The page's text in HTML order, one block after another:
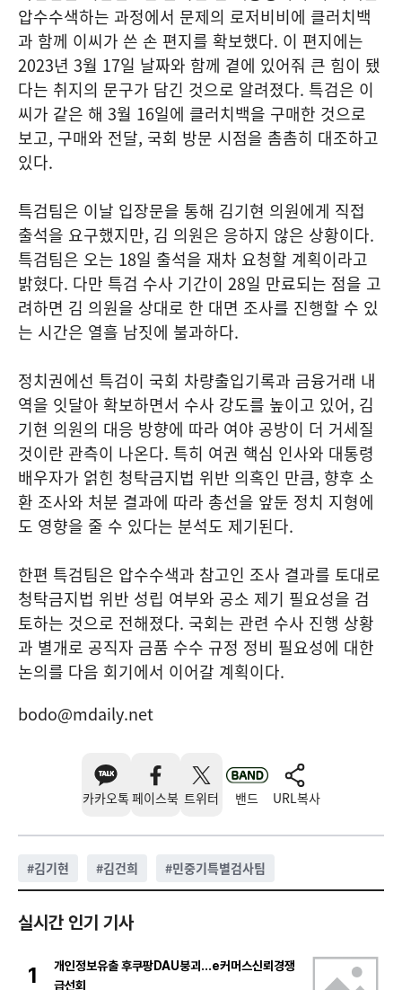
압수수색하는 과정에서 문제의 로저비비에 클러치백
과 함께 이씨가 쓴 손 편지를 확보했다. 이 편지에는
2023년 3월 17일 날짜와 함께 곁에 있어줘 큰 힘이 됐
다는 취지의 문구가 담긴 것으로 알려졌다. 특검은 이
씨가 같은 해 3월 16일에 클러치백을 구매한 것으로
보고, 구매와 전달, 국회 방문 시점을 촘촘히 대조하고
있다.
특검팀은 이날 입장문을 통해 김기현 의원에게 직접
출석을 요구했지만, 김 의원은 응하지 않은 상황이다.
특검팀은 오는 18일 출석을 재차 요청할 계획이라고
밝혔다. 다만 특검 수사 기간이 28일 만료되는 점을 고
려하면 김 의원을 상대로 한 대면 조사를 진행할 수 있
는 시간은 열흘 남짓에 불과하다.
정치권에선 특검이 국회 차량출입기록과 금융거래 내
역을 잇달아 확보하면서 수사 강도를 높이고 있어, 김
기현 의원의 대응 방향에 따라 여야 공방이 더 거세질
것이란 관측이 나온다. 특히 여권 핵심 인사와 대통령
배우자가 얽힌 청탁금지법 위반 의혹인 만큼, 향후 소
환 조사와 처분 결과에 따라 총선을 앞둔 정치 지형에
도 영향을 줄 수 있다는 분석도 제기된다.
한편 특검팀은 압수수색과 참고인 조사 결과를 토대로
청탁금지법 위반 성립 여부와 공소 제기 필요성을 검
토하는 것으로 전해졌다. 국회는 관련 수사 진행 상황
과 별개로 공직자 금품 수수 규정 정비 필요성에 대한
논의를 다음 회기에서 이어갈 계획이다.
bodo@mdaily.net
카카오톡 페이스북 트위터 밴드 URL복사
#김기현 #김건희 #민중기특별검사팀
실시간 인기 기사
1
개인정보유출 후쿠팡DAU붕괴…e커머스신뢰경쟁
급선회